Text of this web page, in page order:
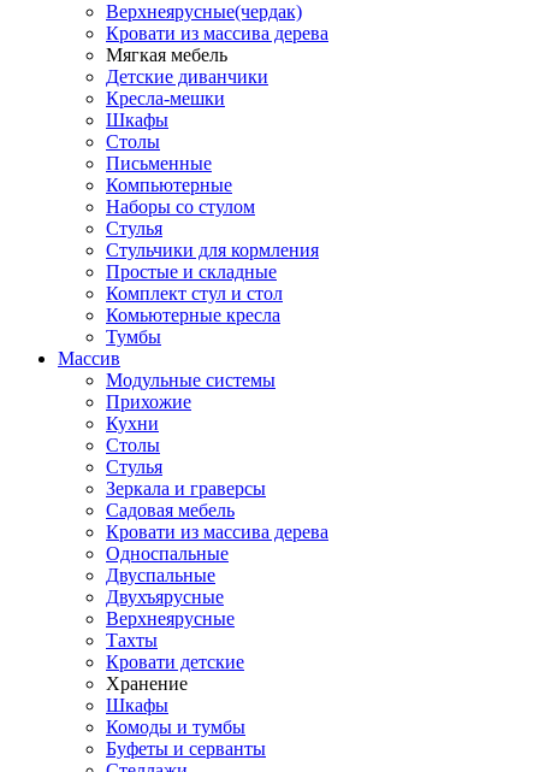
Верхнеярусные(чердак)
Кровати из массива дерева
Мягкая мебель
Детские диванчики
Кресла-мешки
Шкафы
Столы
Письменные
Компьютерные
Наборы со стулом
Стулья
Стульчики для кормления
Простые и складные
Комплект стул и стол
Комьютерные кресла
Тумбы
Массив
Модульные системы
Прихожие
Кухни
Столы
Стулья
Зеркала и граверсы
Садовая мебель
Кровати из массива дерева
Односпальные
Двуспальные
Двухъярусные
Верхнеярусные
Тахты
Кровати детские
Хранение
Шкафы
Комоды и тумбы
Буфеты и серванты